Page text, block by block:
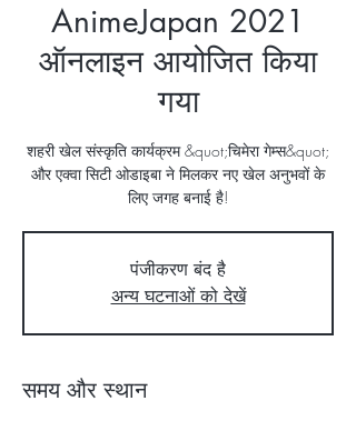
AnimeJapan 2021
ऑनलाइन आयोजित किया
गया
शहरी खेल संस्कृति कार्यक्रम &quot;चिमेरा गेम्स&quot;
और एक्वा सिटी ओडाइबा ने मिलकर नए खेल अनुभवों के
लिए जगह बनाई है!
पंजीकरण बंद है
अन्य घटनाओं को देखें
समय और स्थान